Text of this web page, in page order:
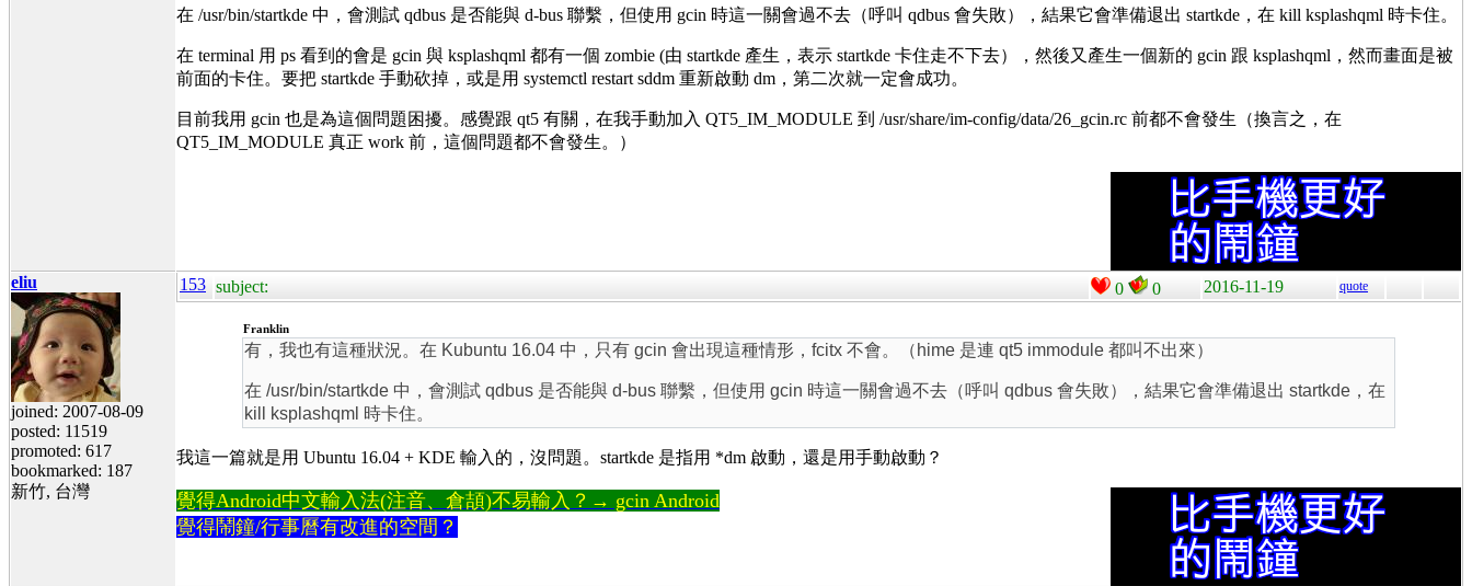
在 /usr/bin/startkde 中，會測試 qdbus 是否能與 d-bus 聯繫，但使用 gcin 時這一關會過不去（呼叫 qdbus 會失敗），結果它會準備退出 startkde，在 kill ksplashqml 時卡住。
在 terminal 用 ps 看到的會是 gcin 與 ksplashqml 都有一個 zombie (由 startkde 產生，表示 startkde 卡住走不下去），然後又產生一個新的 gcin 跟 ksplashqml，然而畫面是被
前面的卡住。要把 startkde 手動砍掉，或是用 systemctl restart sddm 重新啟動 dm，第二次就一定會成功。
目前我用 gcin 也是為這個問題困擾。感覺跟 qt5 有關，在我手動加入 QT5_IM_MODULE 到 /usr/share/im-config/data/26_gcin.rc 前都不會發生（換言之，在
QT5_IM_MODULE 真正 work 前，這個問題都不會發生。）
eliu
joined: 2007-08-09
posted: 11519
promoted: 617
bookmarked: 187
新竹, 台灣
153 subject: 0 0 2016-11-19 quote
Franklin
有，我也有這種狀況。在 Kubuntu 16.04 中，只有 gcin 會出現這種情形，fcitx 不會。（hime 是連 qt5 immodule 都叫不出來）
在 /usr/bin/startkde 中，會測試 qdbus 是否能與 d-bus 聯繫，但使用 gcin 時這一關會過不去（呼叫 qdbus 會失敗），結果它會準備退出 startkde，在
kill ksplashqml 時卡住。
我這一篇就是用 Ubuntu 16.04 + KDE 輸入的，沒問題。startkde 是指用 *dm 啟動，還是用手動啟動？
覺得Android中文輸入法(注音、倉頡)不易輸入？→ gcin Android
覺得鬧鐘/行事曆有改進的空間？